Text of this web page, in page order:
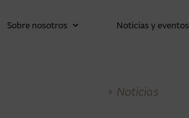
Sobre nosotros Noticias y eventos
Noticias